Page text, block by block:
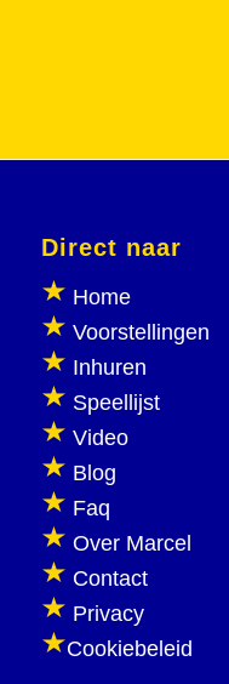
Direct naar
Home
Voorstellingen
Inhuren
Speellijst
Video
Blog
Faq
Over Marcel
Contact
Privacy
Cookiebeleid